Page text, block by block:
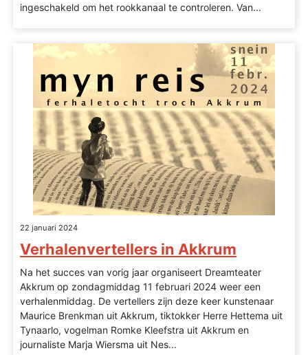
ingeschakeld om het rookkanaal te controleren. Van...
22 januari 2024
Verhalenvertellers in Akkrum
Na het succes van vorig jaar organiseert Dreamteater
Akkrum op zondagmiddag 11 februari 2024 weer een
verhalenmiddag. De vertellers zijn deze keer kunstenaar
Maurice Brenkman uit Akkrum, tiktokker Herre Hettema uit
Tynaarlo, vogelman Romke Kleefstra uit Akkrum en
journaliste Marja Wiersma uit Nes...